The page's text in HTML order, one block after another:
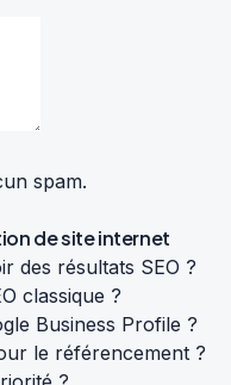
spam.
de site internet
des résultats SEO ?
classique ?
Business Profile ?
le référencement ?